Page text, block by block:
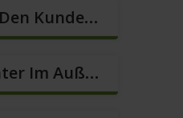
Berater Für Den Kundenservice (m/w/d)
Kundenberater Im Außendienst – Lokalvertrieb (m/w/d)